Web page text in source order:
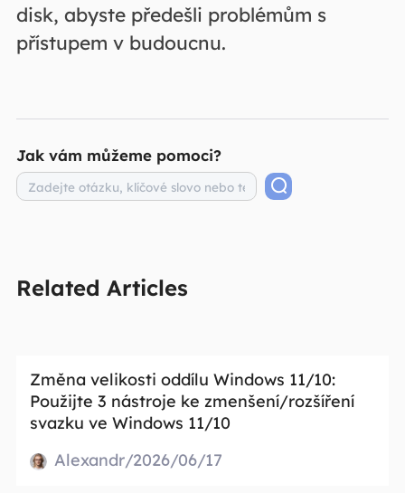
disk, abyste předešli problémům s
přístupem v budoucnu.
Jak vám můžeme pomoci?
Related Articles
Změna velikosti oddílu Windows 11/10:
Použijte 3 nástroje ke zmenšení/rozšíření
svazku ve Windows 11/10
Alexandr/2026/06/17